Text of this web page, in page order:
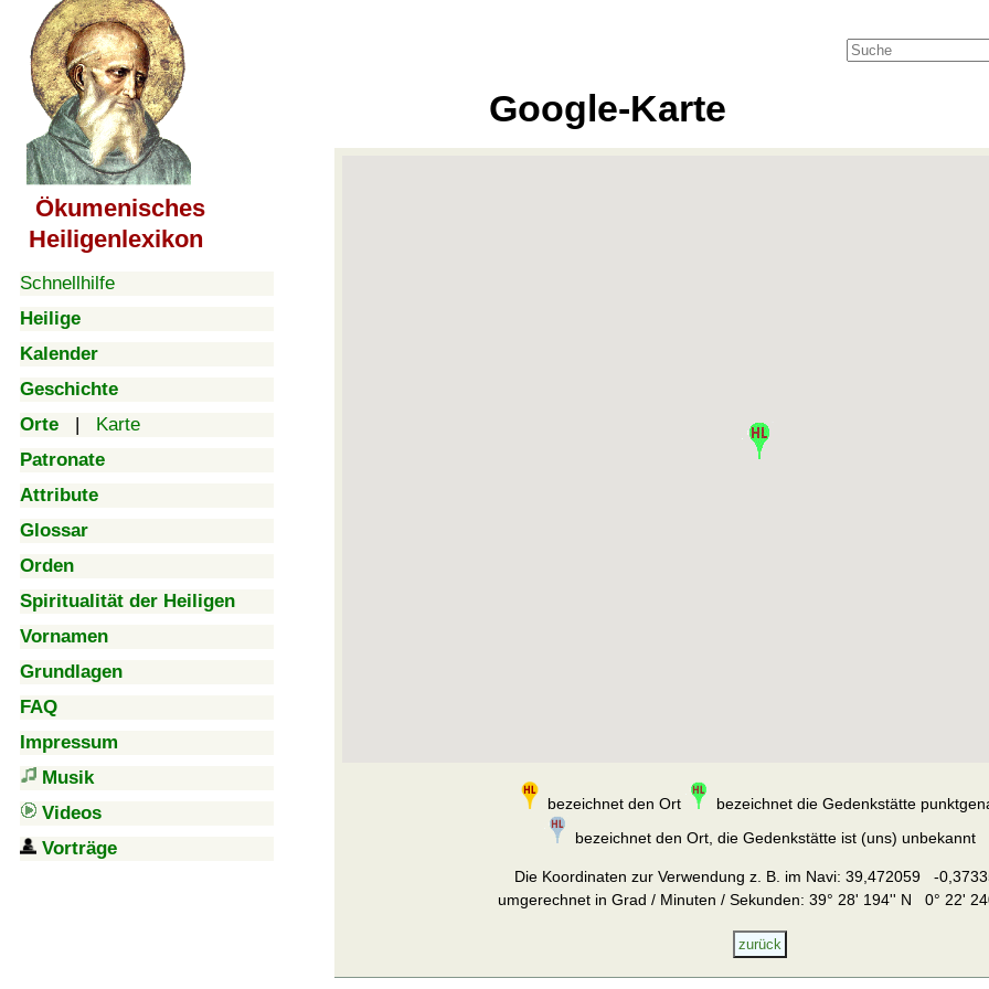
Ökumenisches
Heiligenlexikon
Schnellhilfe
Heilige
Kalender
Geschichte
Orte | Karte
Patronate
Attribute
Glossar
Orden
Spiritualität der Heiligen
Vornamen
Grundlagen
FAQ
Impressum
Musik
Videos
Vorträge
Google-Karte
bezeichnet den Ort
bezeichnet die Gedenkstätte
bezeichnet den Ort, die Gedenkstätte ist (uns) unbekannt
Die Koordinaten zur Verwendung z. B. im Navi: 39,472059 -
umgerechnet in Grad / Minuten / Sekunden: 39° 28' 194'' N 0° 22'